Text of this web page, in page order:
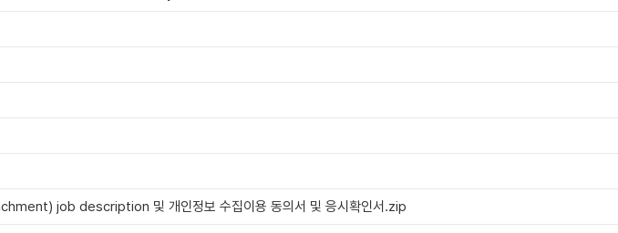
job description 및 개인정보 수집이용 동의서 및 응시확인서.zip